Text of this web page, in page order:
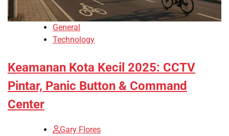
General
Technology
Keamanan Kota Kecil 2025: CCTV
Pintar, Panic Button & Command
Center
Gary Flores